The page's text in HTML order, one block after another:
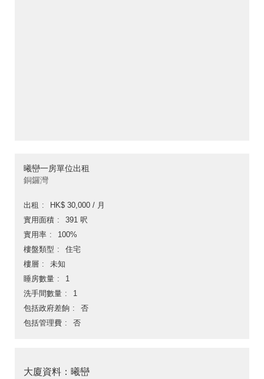
曦巒一房單位出租
銅鑼灣
出租
HK$ 30,000 / 月
實用面積
391 呎
實用率
100%
樓盤類型
住宅
樓層
未知
睡房數量
1
洗手間數量
1
包括政府差餉
否
包括管理費
否
大廈資料：曦巒